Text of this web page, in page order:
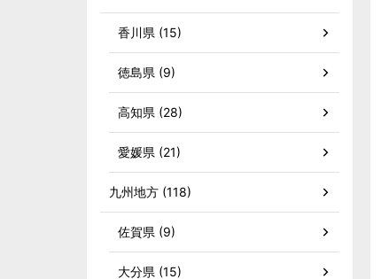
香川県 (15)
徳島県 (9)
高知県 (28)
愛媛県 (21)
九州地方 (118)
佐賀県 (9)
大分県 (15)